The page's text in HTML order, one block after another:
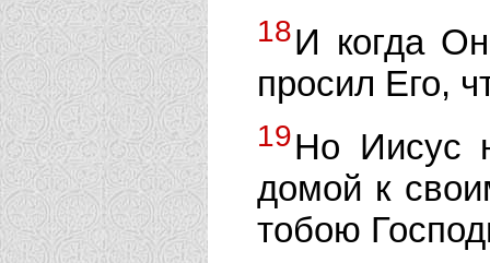
18И когда
просил Его,
19Но Иисус
домой к
тобою